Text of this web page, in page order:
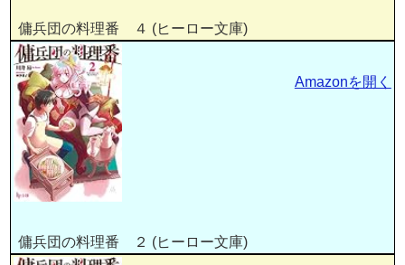
傭兵団の料理番 ４ (ヒーロー文庫)
傭兵団の料理番 ２ (ヒーロー文庫)
Amazonを開く